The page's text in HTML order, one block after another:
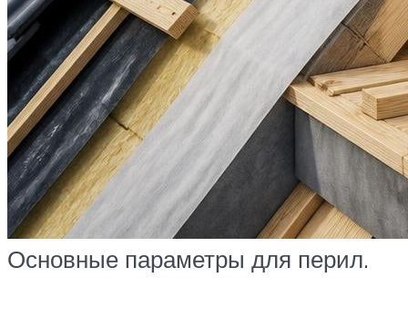
Основные параметры для перил.